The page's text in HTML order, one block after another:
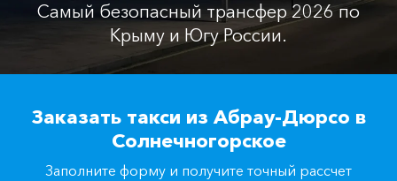
+7(861)217-90-04
Заказать такси
Самый безопасный трансфер 2026 по
Крыму и Югу России.
Заказать такси из Абрау-Дюрсо в
Солнечногорское
Заполните форму и получите точный рассчет